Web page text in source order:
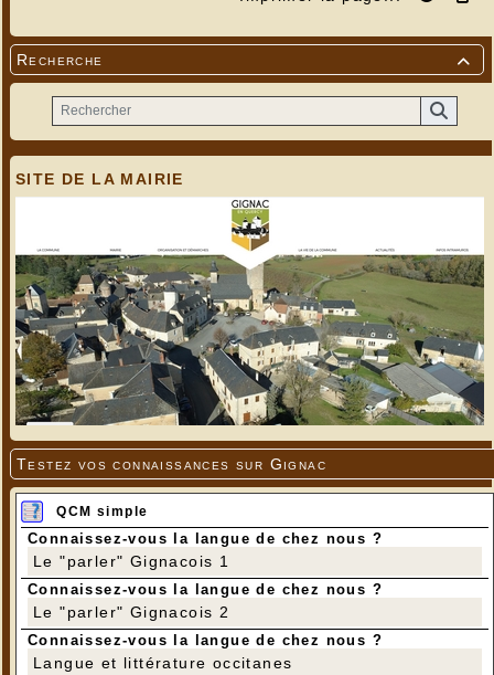

Recherche
SITE DE LA MAIRIE
Testez vos connaissances sur Gignac
QCM simple
Connaissez-vous la langue de chez nous ?
Le "parler" Gignacois 1
Connaissez-vous la langue de chez nous ?
Le "parler" Gignacois 2
Connaissez-vous la langue de chez nous ?
Langue et littérature occitanes